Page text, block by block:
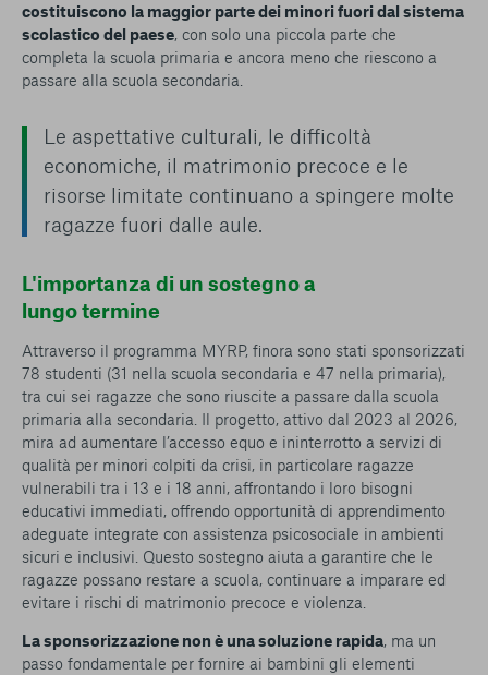
costituiscono la maggior parte dei minori fuori dal sistema
scolastico del paese, con solo una piccola parte che
completa la scuola primaria e ancora meno che riescono a
passare alla scuola secondaria.
Le aspettative culturali, le difficoltà
economiche, il matrimonio precoce e le
risorse limitate continuano a spingere molte
ragazze fuori dalle aule.
L'importanza di un sostegno a
lungo termine
Attraverso il programma MYRP, finora sono stati sponsorizzati
78 studenti (31 nella scuola secondaria e 47 nella primaria),
tra cui sei ragazze che sono riuscite a passare dalla scuola
primaria alla secondaria. Il progetto, attivo dal 2023 al 2026,
mira ad aumentare l’accesso equo e ininterrotto a servizi di
qualità per minori colpiti da crisi, in particolare ragazze
vulnerabili tra i 13 e i 18 anni, affrontando i loro bisogni
educativi immediati, offrendo opportunità di apprendimento
adeguate integrate con assistenza psicosociale in ambienti
sicuri e inclusivi. Questo sostegno aiuta a garantire che le
ragazze possano restare a scuola, continuare a imparare ed
evitare i rischi di matrimonio precoce e violenza.
La sponsorizzazione non è una soluzione rapida, ma un
passo fondamentale per fornire ai bambini gli elementi